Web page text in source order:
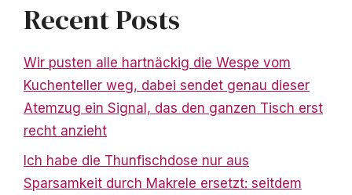
Recent Posts
Wir pusten alle hartnäckig die Wespe vom
Kuchenteller weg, dabei sendet genau dieser
Atemzug ein Signal, das den ganzen Tisch erst
recht anzieht
Ich habe die Thunfischdose nur aus
Sparsamkeit durch Makrele ersetzt: seitdem